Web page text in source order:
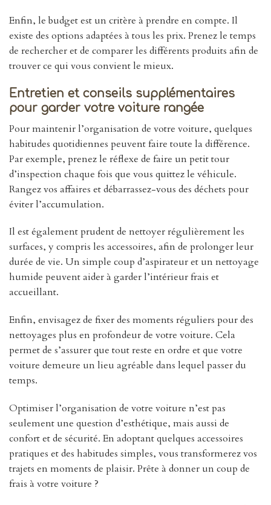
Enfin, le budget est un critère à prendre en compte. Il
existe des options adaptées à tous les prix. Prenez le temps
de rechercher et de comparer les différents produits afin de
trouver ce qui vous convient le mieux.
Entretien et conseils supplémentaires
pour garder votre voiture rangée
Pour maintenir l’organisation de votre voiture, quelques
habitudes quotidiennes peuvent faire toute la différence.
Par exemple, prenez le réflexe de faire un petit tour
d’inspection chaque fois que vous quittez le véhicule.
Rangez vos affaires et débarrassez-vous des déchets pour
éviter l’accumulation.
Il est également prudent de nettoyer régulièrement les
surfaces, y compris les accessoires, afin de prolonger leur
durée de vie. Un simple coup d’aspirateur et un nettoyage
humide peuvent aider à garder l’intérieur frais et
accueillant.
Enfin, envisagez de fixer des moments réguliers pour des
nettoyages plus en profondeur de votre voiture. Cela
permet de s’assurer que tout reste en ordre et que votre
voiture demeure un lieu agréable dans lequel passer du
temps.
Optimiser l’organisation de votre voiture n’est pas
seulement une question d’esthétique, mais aussi de
confort et de sécurité. En adoptant quelques accessoires
pratiques et des habitudes simples, vous transformerez vos
trajets en moments de plaisir. Prête à donner un coup de
frais à votre voiture ?